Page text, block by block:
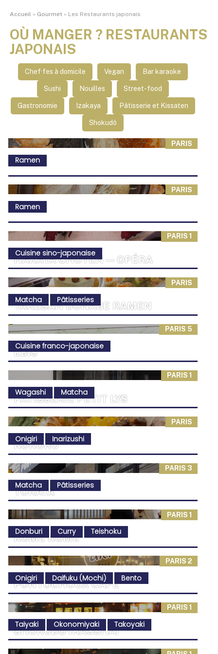
Accueil » Gourmet » Les Restaurants japonais
OÙ MANGER ? RESTAURANTS
JAPONAIS
Chef·fes à domicile Vegan Bar karaoke
Sushi Nouilles Street-food
Gastronomie Izakaya Pâtisserie et Kissaten
Shokudô
PARIS
HAKATA CHOTEN — OPÉRA
Ramen
PARIS
TAKESAN DONABE RAMEN
Ramen
PARIS 1
EBIS
Cuisine sino-japonaise
PARIS
PÂTISSERIE PETIT LYS
Matcha Pâtisseries
PARIS 5
KOKORO
Cuisine franco-japonaise
PARIS 1
TORAYA
Wagashi Matcha
PARIS
KOME KOME
Onigiri Inarizushi
PARIS 3
PONTOCHOUX CAFÉ
Matcha Pâtisseries
PARIS 1
SHOKUDO IRASSHAI
Donburi Curry Teishoku
PARIS 2
Onigiri Daifuku (Mochi) Bento
PARIS 1
Taiyaki Okonomiyaki Takoyaki